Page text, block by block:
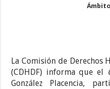
La Comisión de Derechos
(CDHDF) informa que el
González Placencia,